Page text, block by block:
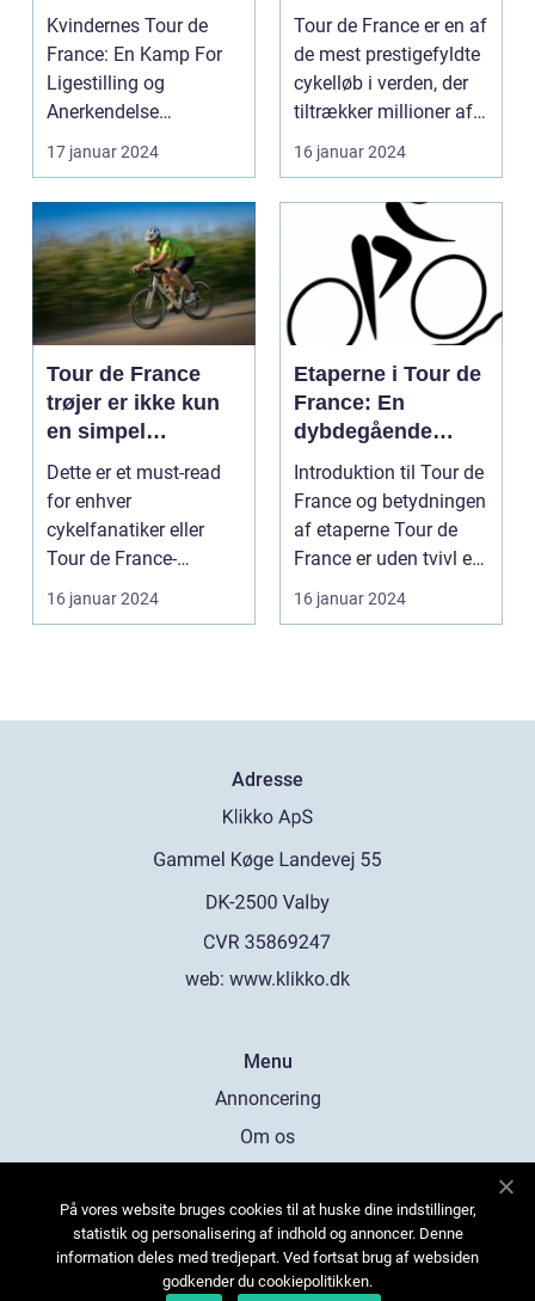
Ligestilling og
Anerkendelse
Kvindernes Tour de
France: En Kamp For
Ligestilling og
Anerkendelse
Introduktion til
Kvindernes To...
17 januar 2024
Tour de France er en af
de mest prestigefyldte
cykelløb i verden, der
tiltrækker millioner af
tilsku...
16 januar 2024
Tour de France
trøjer er ikke kun
en simpel
beklædningsgenst
and til
cykelryttere; de
bærer symbolik og
rækker langt ud
over selve løbet
Dette er et must-read
for enhver
cykelfanatiker eller
Tour de France-
entusiast, der ønsker at
forstå...
16 januar 2024
Etaperne i Tour de
France: En
dybdegående
gennemgang af
verdens mest
prestigefyldte
cykelløb
Introduktion til Tour de
France og betydningen
af etaperne Tour de
France er uden tvivl et
af verde...
16 januar 2024
Adresse
web: www.klikko.dk
Menu
Annoncering
Om os
Kontakt os
Sitemap
På vores website bruges cookies til at huske dine indstillinger,
statistik og personalisering af indhold og annoncer. Denne
information deles med tredjepart. Ved fortsat brug af websiden
godkender du cookiepolitikken.